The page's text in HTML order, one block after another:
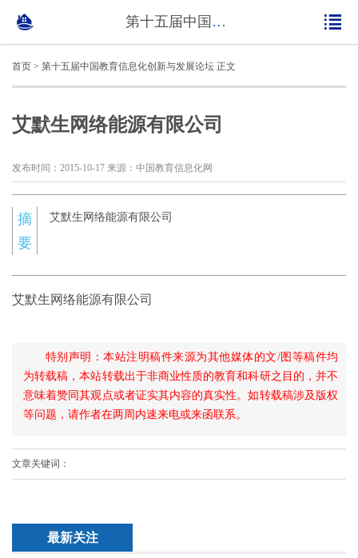
第十五届中国教育信息化创新与发展论坛
首页 > 第十五届中国教育信息化创新与发展论坛 正文
艾默生网络能源有限公司
发布时间：2015-10-17 来源：中国教育信息化网
摘
要
艾默生网络能源有限公司
艾默生网络能源有限公司
特别声明：本站注明稿件来源为其他媒体的文/图等稿件均
为转载稿，本站转载出于非商业性质的教育和科研之目的，并不
意味着赞同其观点或者证实其内容的真实性。如转载稿涉及版权
等问题，请作者在两周内速来电或来函联系。
文章关键词：
最新关注